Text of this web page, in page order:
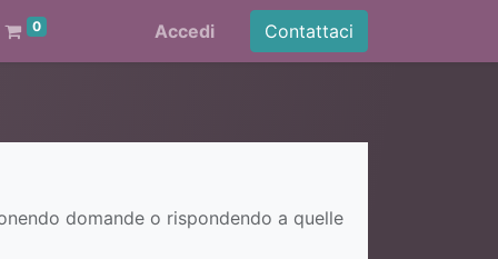
0 Accedi Contattaci
domande o rispondendo a quelle